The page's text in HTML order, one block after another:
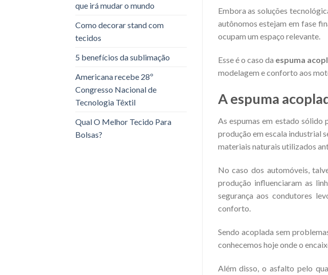
que irá mudar o mundo
Como decorar stand com
tecidos
5 benefícios da sublimação
Americana recebe 28º
Congresso Nacional de
Tecnologia Têxtil
Qual O Melhor Tecido Para
Bolsas?
Embora as soluções
autônomos estejam em fase
ocupam um espaço relevante.
Esse é o caso da espuma
modelagem e conforto aos
A espuma
As espumas em estado sólido
produção em escala industrial
materiais naturais utilizados
No caso dos automóveis,
produção influenciaram as
segurança aos condutores
conforto.
Sendo acoplada sem
conhecemos hoje onde o
Além disso, o asfalto pelo